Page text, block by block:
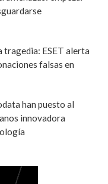
tragedia: ESET alerta
falsas en
han puesto al
innovadora